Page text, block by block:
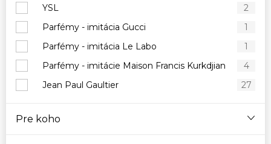
YSL
2
Parfémy - imitácia Gucci
1
Parfémy - imitácia Le Labo
1
Parfémy - imitácie Maison Francis Kurkdjian
4
Jean Paul Gaultier
27
Pre koho